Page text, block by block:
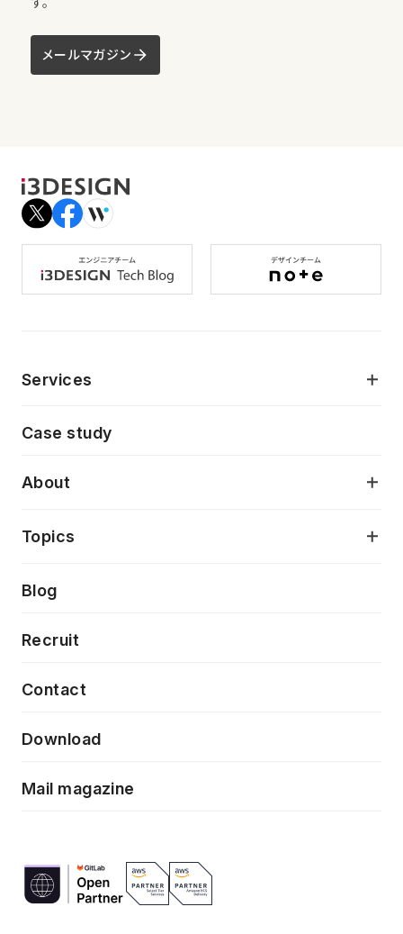
メールマガジン
Services
AI駆動開発支援
モダナイゼーション
特徴量エンジニアリングと生成AI
デザインシステム構築支援
フロントエンド開発
Case study
About
当社が目指しているもの
Topics
Press release
News
Event/Seminer
Blog
Recruit
Contact
Download
Mail magazine